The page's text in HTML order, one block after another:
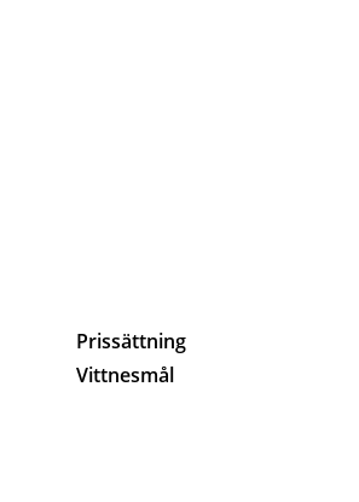
Prissättning
Vittnesmål